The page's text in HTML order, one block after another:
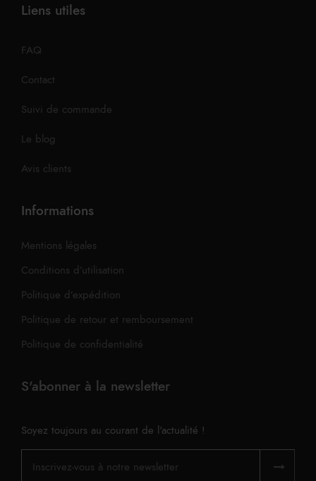
Liens utiles
FAQ
Contact
Suivi de commande
Le blog
Avis clients
Informations
Mentions légales
Conditions d’utilisation
Politique d’expédition
Politique de retour et remboursement
Politique de confidentialité
S'abonner à la newsletter
Soyez toujours au courant de l'actualité !